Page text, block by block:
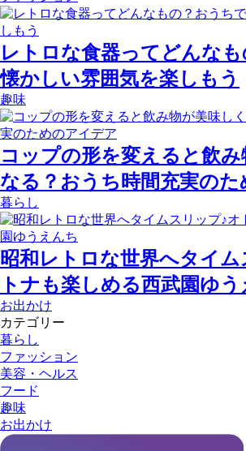
レトロな食器ってどんな
懐かしい雰囲気を楽しもう
趣味
コップの形を変えると飲み
なる？おうち時間充実の
暮らし
昭和レトロな世界へタイ
トナも楽しめる西武園ゆう
お出かけ
カテゴリー
暮らし
ファッション
美容・ヘルス
フード
趣味
お出かけ